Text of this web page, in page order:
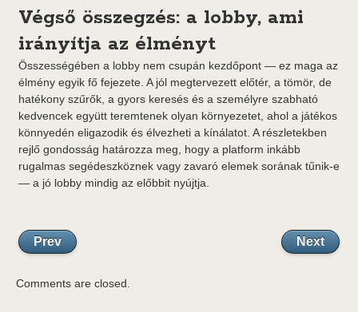
Végső összegzés: a lobby, ami
irányítja az élményt
Összességében a lobby nem csupán kezdőpont — ez maga az
élmény egyik fő fejezete. A jól megtervezett előtér, a tömör, de
hatékony szűrők, a gyors keresés és a személyre szabható
kedvencek együtt teremtenek olyan környezetet, ahol a játékos
könnyedén eligazodik és élvezheti a kínálatot. A részletekben
rejlő gondosság határozza meg, hogy a platform inkább
rugalmas segédeszköznek vagy zavaró elemek sorának tűnik-e
— a jó lobby mindig az előbbit nyújtja.
Prev Next
Comments are closed.